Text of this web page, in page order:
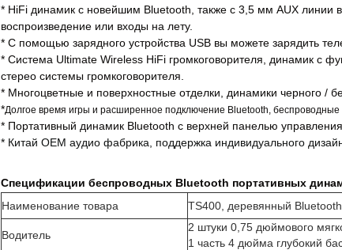
* HiFi динамик с новейшим Bluetooth, также с 3,5 мм AUX линии
воспроизведение или входы на лету.
* С помощью зарядного устройства USB вы можете зарядить
* Система Ultimate Wireless HiFi громкоговорителя, динамик с
стерео системы громкоговорителя.
* Многоцветные и поверхностные отделки, динамики черного /
*Долгое время игры и расширенное подключение Bluetooth,
* Портативный динамик Bluetooth с верхней панелью
* Китай OEM аудио фабрика, поддержка индивидуального
Спецификации беспроводных Bluetooth портативных
Наименование товара
TS400, деревянный
Водитель
2 штуки 0,75 дюймового
1 часть 4 дюйма глубокий